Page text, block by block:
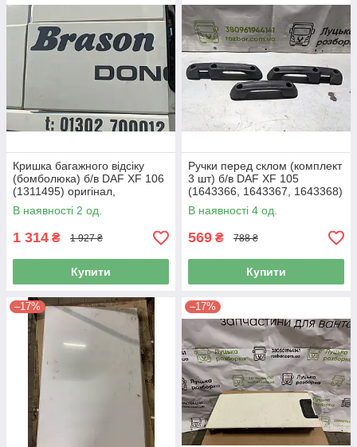
Кришка багажного відсіку
(бомболюка) б/в DAF XF 106
(1311495) оригінал,
600х250х900 мм
В наявності 2 од.
1 314 ₴ 1 927 ₴
Купити
Ручки перед склом (комплект
3 шт) б/в DAF XF 105
(1643366, 1643367, 1643368)
оригінал
В наявності 4 од.
569 ₴ 788 ₴
Купити
–17% –17%